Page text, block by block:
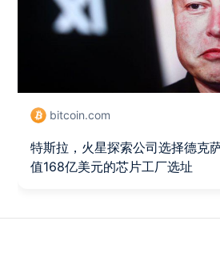
bitcoin.com
特斯拉，火星探索公司选择德克
值168亿美元的芯片工厂选址